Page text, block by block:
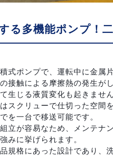
る多機能ポンプ！
式ポンプで、運転中に金属
接触による摩擦熱の発生が
生じる液質変化も起きません
スクリューで仕切った空間
を一台で移送可能です。
立が容易なため、メンテナ
みに挙げられます。
規格にあった設計であり、